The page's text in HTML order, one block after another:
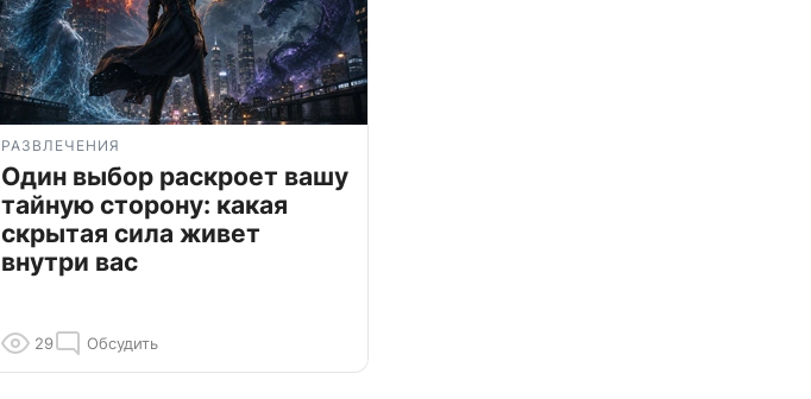
РАЗВЛЕЧЕНИЯ
Один выбор раскроет вашу
тайную сторону: какая
скрытая сила живет
внутри вас
29 Обсудить